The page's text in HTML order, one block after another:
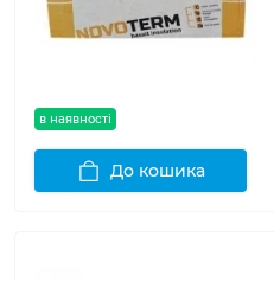
в наявності
До кошика